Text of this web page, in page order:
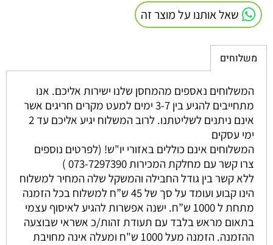
שאל אותנו על מוצר זה
משלוחים
המשלוחים נאספים מהמחסן שלנו ישירות אליכם. אנו
מתחייבים להגיע בין 3-7 ימים למעט מקרים חריגים אשר
אינם ניתנים לשליטתנו. לרוב המשלוח יגיע אליכם עד 2
ימי עסקים
המשלוחים אינם כוללים באזורי יו"ש! (לפרטים נוספים
צרו קשר עם מחלקת המכירות 073-7297390 )
ללא קשר בין גודל החבילה והמשקל שלה המחיר למשלוח
הינו קבוע ועומד על סך של 45 ש”ח למשלוח בכל הזמנה
מתחת ל 1000 ש”ח. ישנה אפשרות להגיע לאיסוף עצמי
בתאום מראש בלבד עם תעודת זהות/כ אשראי שבוצעה
ההזמנה. הזמנה מעל 1000 ש"ח ומעלה אינה מחויבת